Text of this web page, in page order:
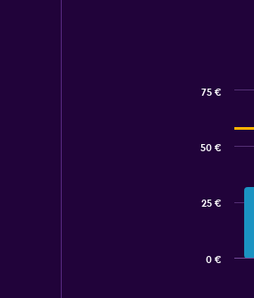
0 €
25 €
50 €
75 €